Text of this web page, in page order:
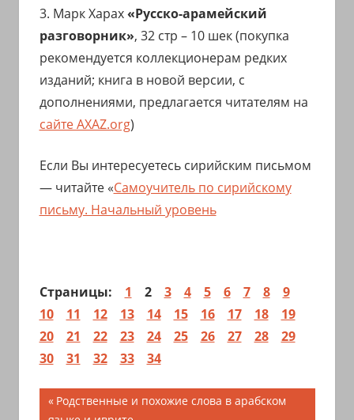
3. Марк Харах«Русско-арамейский
разговорник», 32 стр – 10 шек (покупка
рекомендуется коллекционерам редких
изданий; книга в новой версии, с
дополнениями, предлагается читателям на
сайте AXAZ.org)
Если Вы интересуетесь сирийским письмом
— читайте «Самоучитель по сирийскому
письму. Начальный уровень
Страницы: 1 2 3 4 5 6 7 8
9
10
11 12 13 14 15 16 17 18
19
20
21 22 23 24 25 26 27 28
29
30
31 32 33 34
Навигация
Предыдущая
Родственные и похожие слова в арабском